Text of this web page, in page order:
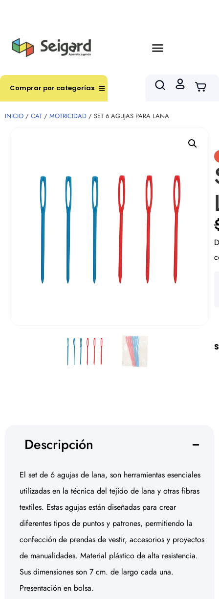
Comprar por categorías
INICIO / CAT / MOTRICIDAD / SET 6 AGUJAS PARA LANA
Descripción
El set de 6 agujas de lana, son herramientas esenciales
utilizadas en la técnica del tejido de lana y otras fibras
textiles. Estas agujas están diseñadas para crear
diferentes tipos de puntos y patrones, permitiendo la
confección de prendas de vestir, accesorios y proyectos
de manualidades. Material plástico de alta resistencia.
Sus dimensiones son 7 cm. de largo cada una.
Presentación en bolsa.